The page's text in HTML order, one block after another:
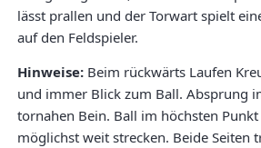
lässt prallen und der Torwart spielt
auf den Feldspieler.
Hinweise: Beim rückwärts Laufen
und immer Blick zum Ball. Absprung
tornahen Bein. Ball im höchsten
möglichst weit strecken. Beide Seiten